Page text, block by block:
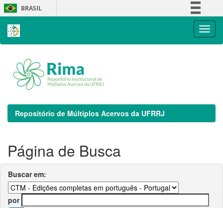
Skip
navigation
BRASIL
Repositório de Múltiplos Acervos da UFRRJ
Página de Busca
Buscar em:
por